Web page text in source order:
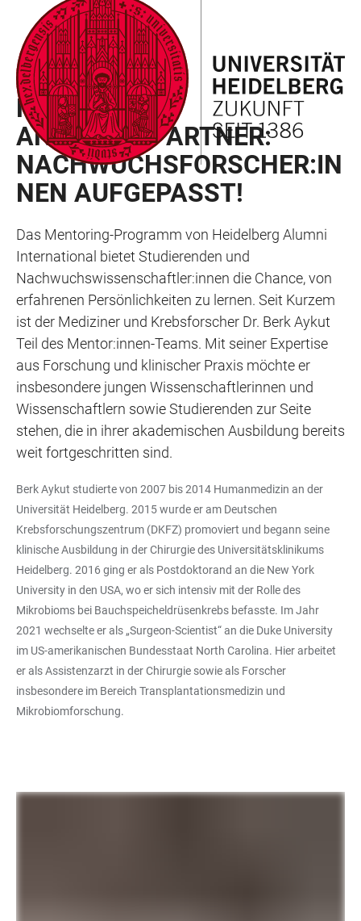
LINKS
ZUR
BARRIEREFREIHEIT
ZUM
HAUPTINHALT
HAUPTNAVIGATION
ÖFFNEN
WEBSEITENSUCHE
ÖFFNEN
RAN NEWSLETTER 02/2025
NEUER
ANSPRECHPARTNER:
NACHWUCHSFORSCHER:IN
NEN AUFGEPASST!
Das Mentoring-Programm von Heidelberg Alumni
International bietet Studierenden und
Nachwuchswissenschaftler:innen die Chance, von
erfahrenen Persönlichkeiten zu lernen. Seit Kurzem
ist der Mediziner und Krebsforscher Dr. Berk Aykut
Teil des Mentor:innen-Teams. Mit seiner Expertise
aus Forschung und klinischer Praxis möchte er
insbesondere jungen Wissenschaftlerinnen und
Wissenschaftlern sowie Studierenden zur Seite
stehen, die in ihrer akademischen Ausbildung bereits
weit fortgeschritten sind.
Berk Aykut studierte von 2007 bis 2014 Humanmedizin an der
Universität Heidelberg. 2015 wurde er am Deutschen
Krebsforschungszentrum (DKFZ) promoviert und begann seine
klinische Ausbildung in der Chirurgie des Universitätsklinikums
Heidelberg. 2016 ging er als Postdoktorand an die New York
University in den USA, wo er sich intensiv mit der Rolle des
Mikrobioms bei Bauchspeicheldrüsenkrebs befasste. Im Jahr
2021 wechselte er als „Surgeon-Scientist“ an die Duke University
im US-amerikanischen Bundesstaat North Carolina. Hier arbeitet
er als Assistenzarzt in der Chirurgie sowie als Forscher
insbesondere im Bereich Transplantationsmedizin und
Mikrobiomforschung.